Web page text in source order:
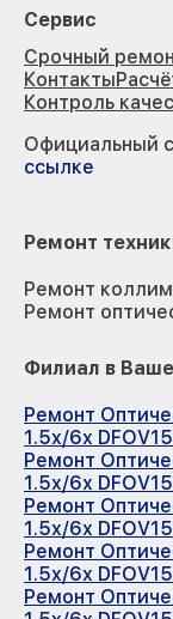
Сервис
Срочный
Контакты
Контроль
Официальный
ссылке
Ремонт
Ремонт
Ремонт
Филиал в
Ремонт
1.5x/6x
Ремонт
1.5x/6x
Ремонт
1.5x/6x
Ремонт
1.5x/6x
Ремонт